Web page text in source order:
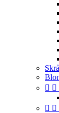
 
 